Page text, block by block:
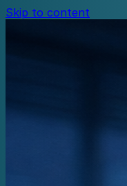
Skip to content